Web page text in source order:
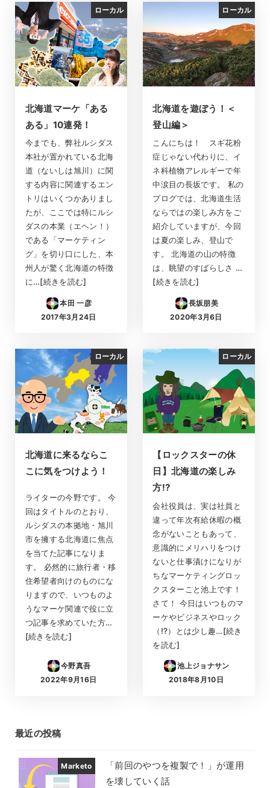
ローカル
北海道マーケ「ある
ある」10連発！
今までも、弊社ルシダス
本社が置かれている北海
道（ないしは旭川）に関
する内容に関連するエン
トリはいくつかありまし
たが、ここでは特にルシ
ダスの本業（エヘン！）
である「マーケティン
グ」を切り口にした、本
州人が驚く北海道の特徴
に…[続きを読む]
本田 一彦
投稿日
2017年3月24日
ローカル
北海道を遊ぼう！＜
登山編＞
こんにちは！ スギ花粉
症じゃない代わりに、イ
ネ科植物アレルギーで年
中涙目の長坂です。 私の
ブログでは、北海道生活
ならではの楽しみ方をご
紹介していますが、今回
は夏の楽しみ、登山で
す。 北海道の山の特徴
は、眺望のすばらしさ …
[続きを読む]
長坂朋美
投稿日
2020年3月6日
ローカル
北海道に来るならこ
こに気をつけよう！
ライターの今野です。 今
回はタイトルのとおり、
ルシダスの本拠地・旭川
市を擁する北海道に焦点
を当てた記事になりま
す。 必然的に旅行者・移
住希望者向けのものにな
りますので、いつものよ
うなマーケ関連で役に立
つ記事を求めていた方…
[続きを読む]
今野真吾
投稿日
2022年9月16日
ローカル
【ロックスターの休
日】北海道の楽しみ
方!?
会社役員は、実は社員と
違って年次有給休暇の概
念がないこともあって、
意識的にメリハリをつけ
ないと仕事漬けになりが
ちなマーケティングロッ
クスターこと池上です！
さて！ 今日はいつものマ
ーケやビジネスやロック
（!?）とは少し趣…[続き
を読む]
池上ジョナサン
投稿日
2018年8月10日
最近の投稿
Marketo
「前回のやつを複製で！」が運用
を壊していく話